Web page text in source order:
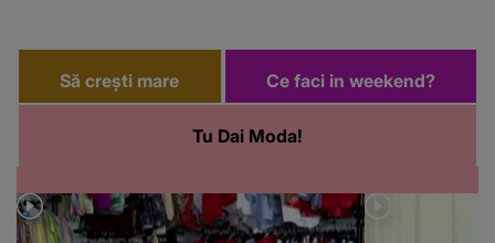
Să crești mare
Tu Dai Moda!
Ce faci in weekend?